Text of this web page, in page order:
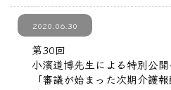
2020.06.30
第30回
小濱道博先生による特別公
「審議が始まった次期介護